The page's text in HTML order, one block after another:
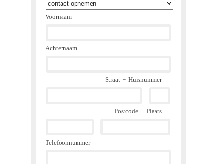
Voornaam
Achternaam
Straat + Huisnummer
Postcode + Plaats
Telefoonnummer